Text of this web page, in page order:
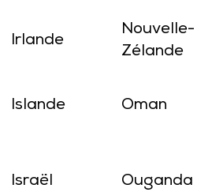
Irlande
Nouvelle-
Zélande
Islande Oman
Israël Ouganda